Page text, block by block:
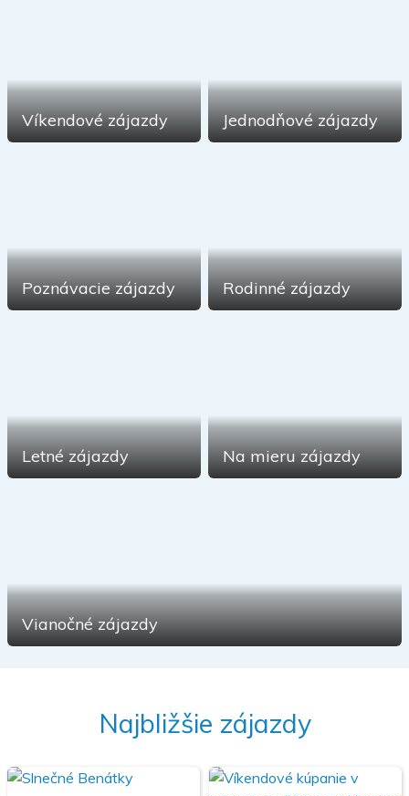
Víkendové zájazdy Jednodňové zájazdy
Poznávacie zájazdy Rodinné zájazdy
Letné zájazdy Na mieru zájazdy
Vianočné zájazdy
Najbližšie zájazdy